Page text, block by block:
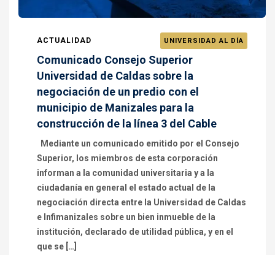
ACTUALIDAD UNIVERSIDAD AL DÍA
Comunicado Consejo Superior
Universidad de Caldas sobre la
negociación de un predio con el
municipio de Manizales para la
construcción de la línea 3 del Cable
Mediante un comunicado emitido por el Consejo
Superior, los miembros de esta corporación
informan a la comunidad universitaria y a la
ciudadanía en general el estado actual de la
negociación directa entre la Universidad de Caldas
e Infimanizales sobre un bien inmueble de la
institución, declarado de utilidad pública, y en el
que se […]